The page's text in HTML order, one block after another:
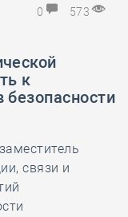
0 573
к
безопасности
связи и